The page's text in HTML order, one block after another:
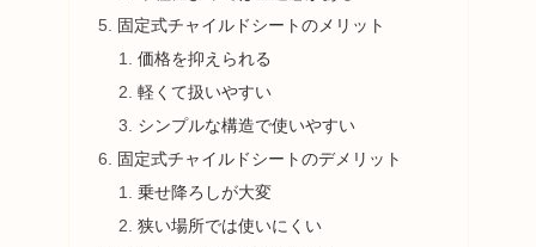
固定式チャイルドシートのメリット
価格を抑えられる
軽くて扱いやすい
シンプルな構造で使いやすい
固定式チャイルドシートのデメリット
乗せ降ろしが大変
狭い場所では使いにくい